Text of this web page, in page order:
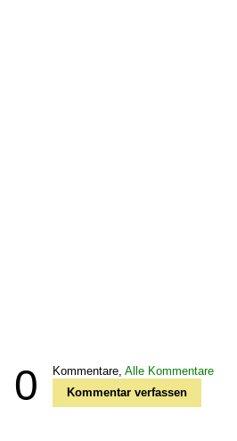
0 Kommentare, Alle Kommentare
Kommentar verfassen